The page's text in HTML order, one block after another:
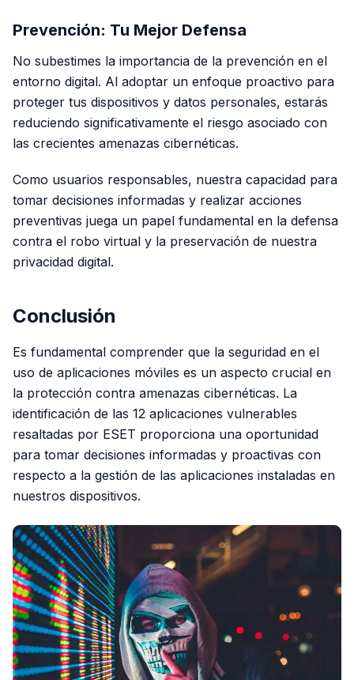
Prevención: Tu Mejor Defensa
No subestimes la importancia de la prevención en el
entorno digital. Al adoptar un enfoque proactivo para
proteger tus dispositivos y datos personales, estarás
reduciendo significativamente el riesgo asociado con
las crecientes amenazas cibernéticas.
Como usuarios responsables, nuestra capacidad para
tomar decisiones informadas y realizar acciones
preventivas juega un papel fundamental en la defensa
contra el robo virtual y la preservación de nuestra
privacidad digital.
Conclusión
Es fundamental comprender que la seguridad en el
uso de aplicaciones móviles es un aspecto crucial en
la protección contra amenazas cibernéticas. La
identificación de las 12 aplicaciones vulnerables
resaltadas por ESET proporciona una oportunidad
para tomar decisiones informadas y proactivas con
respecto a la gestión de las aplicaciones instaladas en
nuestros dispositivos.